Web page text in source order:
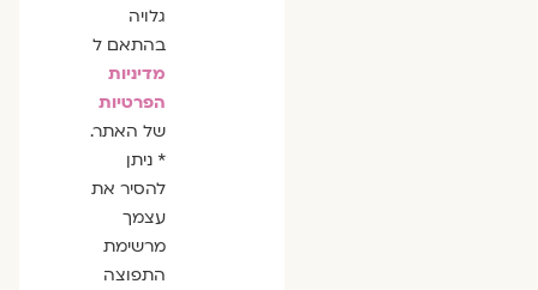
גלויה
בהתאם ל
מדיניות
הפרטיות
של האתר.
* ניתן
להסיר את
עצמך
מרשימת
התפוצה